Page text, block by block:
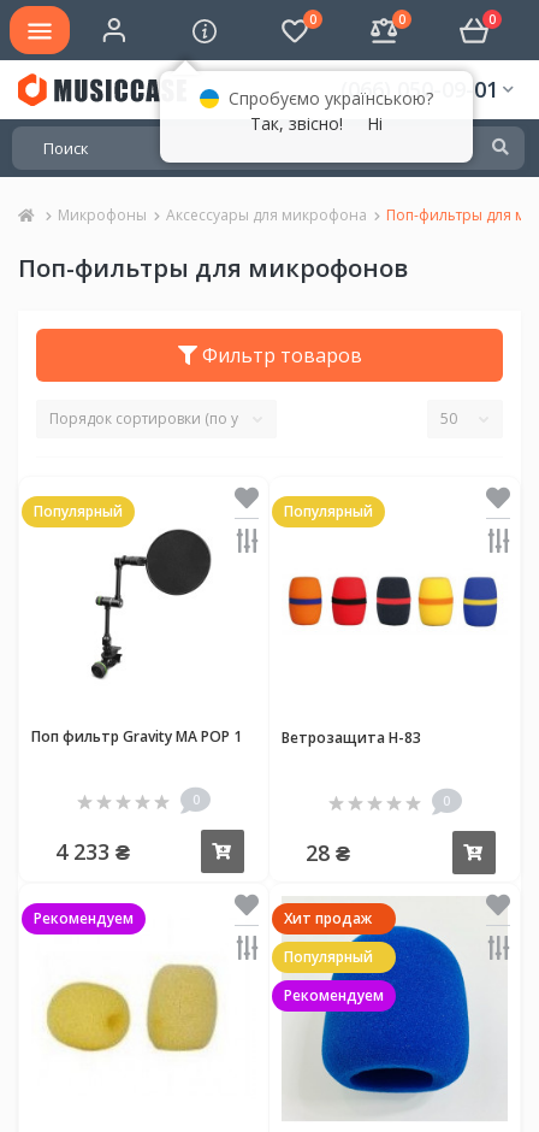
0 0 0
(066) 050-09-01
Микрофоны Аксессуары для микрофона Поп-фильтры для
Поп-фильтры для микрофонов
Фильтр товаров
Популярный
Поп фильтр Gravity MA POP 1
0
4 233 ₴
Популярный
Ветрозащита H-83
0
28 ₴
Рекомендуем
Хит продаж
Популярный
Рекомендуем
Спробуємо українською?
Так, звісно!
Ні